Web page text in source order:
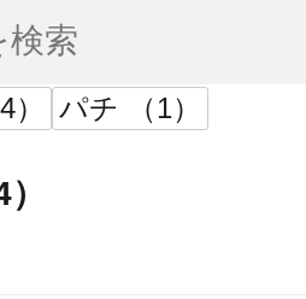
パチ （1）